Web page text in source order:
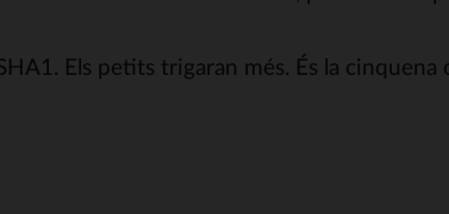
Els petits trigaran més. És la cinquena